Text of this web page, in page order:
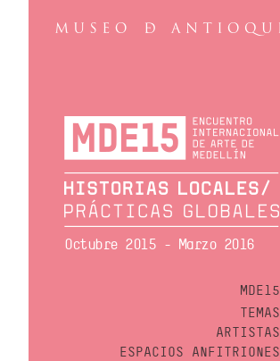
Octubre 2015 - Marzo 2016
MDE15
TEMAS
ARTISTAS
ESPACIOS ANFITRIONES